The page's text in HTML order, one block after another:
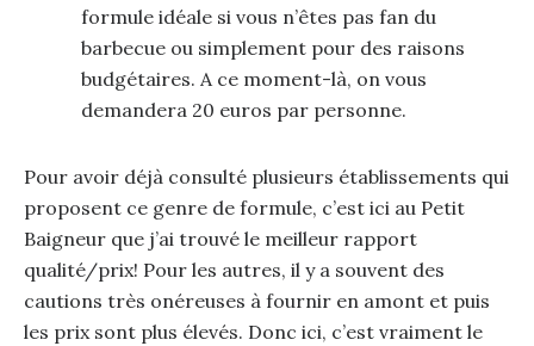
formule idéale si vous n’êtes pas fan du
barbecue ou simplement pour des raisons
budgétaires. A ce moment-là, on vous
demandera 20 euros par personne.
Pour avoir déjà consulté plusieurs établissements qui
proposent ce genre de formule, c’est ici au Petit
Baigneur que j’ai trouvé le meilleur rapport
qualité/prix! Pour les autres, il y a souvent des
cautions très onéreuses à fournir en amont et puis
les prix sont plus élevés. Donc ici, c’est vraiment le